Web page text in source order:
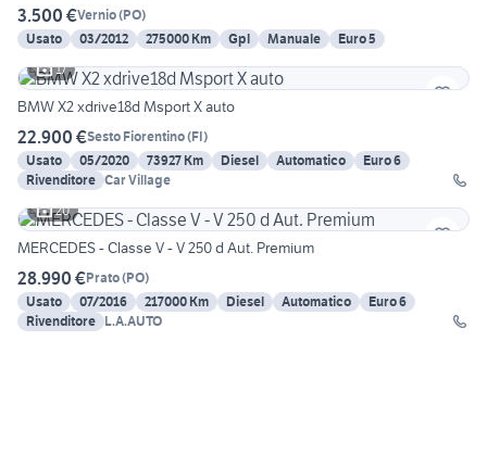
3.500 €Vernio(PO)
Usato
03/2012 275000 Km Gpl Manuale
Euro 5
17
BMW X2 xdrive18d Msport X auto
22.900 €Sesto Fiorentino(FI)
Usato
05/2020 73927 Km Diesel Automatico
Euro 6
Rivenditore Car Village
20
MERCEDES - Classe V - V 250 d Aut. Premium
28.990 €Prato(PO)
Usato
07/2016 217000 Km Diesel Automatico
Euro 6
Rivenditore L.A.AUTO